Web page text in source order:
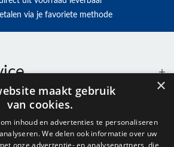
via je favoriete methode
×
maakt gebruik
van cookies.
inhoud en advertenties te personaliseren
We delen ook informatie over uw
onze advertentie- en analysepartners, die